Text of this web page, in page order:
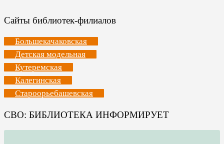
Сайты библиотек-филиалов
Большекачаковская
Детская модельная
Кутеремская
Калегинская
Староорьебашевская
СВО: БИБЛИОТЕКА ИНФОРМИРУЕТ